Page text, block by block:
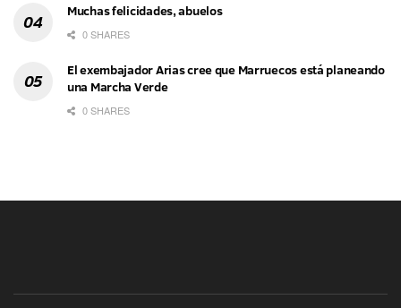
Muchas felicidades, abuelos
0 SHARES
El exembajador Arias cree que Marruecos está planeando
una Marcha Verde
0 SHARES